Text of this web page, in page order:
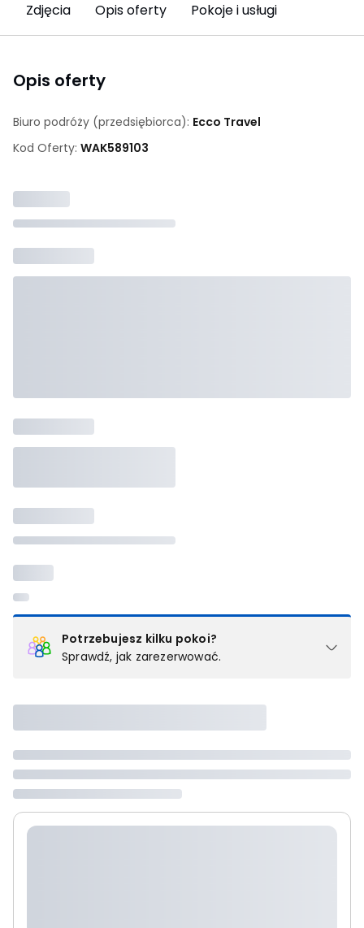
Zdjęcia Opis oferty Pokoje i usługi
Opis oferty
Biuro podróży (przedsiębiorca): Ecco Travel
Kod Oferty: WAK589103
Potrzebujesz kilku pokoi?
Sprawdź, jak zarezerwować.
pokoju (lub apartamencie, willi itd.). Wybierz jedną z ofert z listy
i zarezerwuj ją. Zrób oddzielne rezerwacje dla każdego
kolejnego pokoju lubskontaktuj się z nami,by złożyć
zamówienie u naszego doradcy.
Maksymalna liczba uczestników
maksymalny limit dla 1 pokoju.